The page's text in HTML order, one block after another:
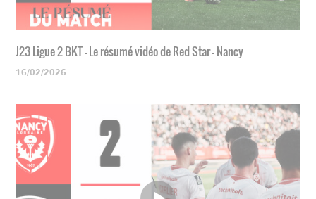
J23 Ligue 2 BKT - Le résumé vidéo de Red Star - Nancy
16/02/2026